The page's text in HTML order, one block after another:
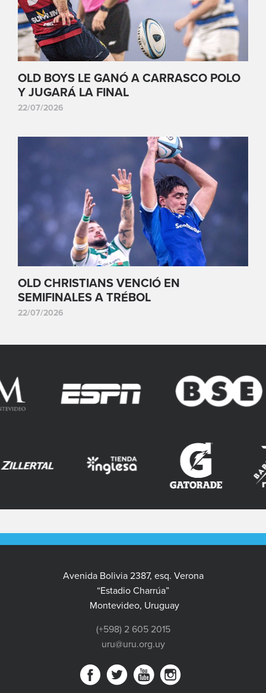
OLD BOYS LE GANÓ A CARRASCO POLO
Y JUGARÁ LA FINAL
22/07/2026
OLD CHRISTIANS VENCIÓ EN
SEMIFINALES A TRÉBOL
22/07/2026
Avenida Bolivia 2387, esq. Verona
“Estadio Charrúa”
Montevideo, Uruguay
(+598) 2 605 2015
uru@uru.org.uy